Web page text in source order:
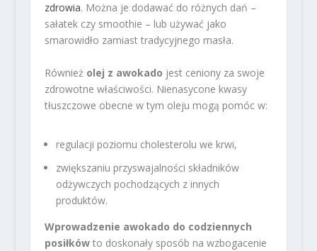
zdrowia. Można je dodawać do różnych dań –
sałatek czy smoothie – lub używać jako
smarowidło zamiast tradycyjnego masła.
Również olej z awokado jest ceniony za swoje
zdrowotne właściwości. Nienasycone kwasy
tłuszczowe obecne w tym oleju mogą pomóc w:
regulacji poziomu cholesterolu we krwi,
zwiększaniu przyswajalności składników
odżywczych pochodzących z innych
produktów.
Wprowadzenie awokado do codziennych
posiłkówto doskonały sposób na wzbogacenie